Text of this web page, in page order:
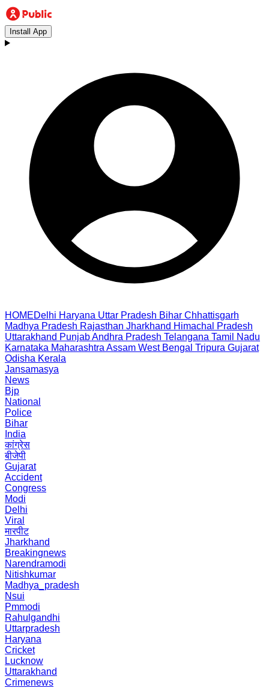
Install App
HOMEDelhi Haryana Uttar Pradesh Bihar Chhattisgarh
Madhya Pradesh Rajasthan Jharkhand Himachal Pradesh
Uttarakhand PunjabAndhra Pradesh Telangana Tamil Nadu
Karnataka Maharashtra Assam West Bengal Tripura Gujarat
Odisha Kerala
Jansamasya
News
Bjp
National
Police
Bihar
India
कांग्रेस
बीजेपी
Gujarat
Accident
Congress
Modi
Delhi
Viral
मारपीट
Jharkhand
Breakingnews
Narendramodi
Nitishkumar
Madhya_pradesh
Nsui
Pmmodi
Rahulgandhi
Uttarpradesh
Haryana
Cricket
Lucknow
Uttarakhand
Crimenews